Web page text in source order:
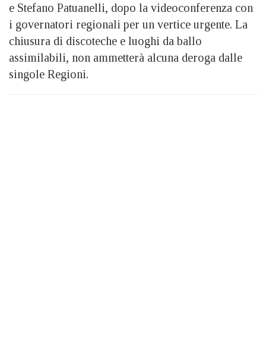
e Stefano Patuanelli, dopo la videoconferenza con
i governatori regionali per un vertice urgente. La
chiusura di discoteche e luoghi da ballo
assimilabili, non ammetterà alcuna deroga dalle
singole Regioni.